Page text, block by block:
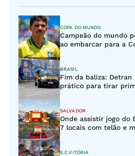
COPA DO MUNDO
Campeão do mundo
ao embarcar para a
BRASIL
Fim da baliza: Detran
prático para tirar
SALVADOR
Onde assistir jogo do
7 locais com telão e
E.C.VITÓRIA